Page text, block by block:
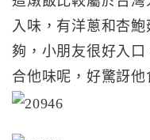
入味，有洋蔥和杏
夠，小朋友很好入
合他味呢，好驚訝